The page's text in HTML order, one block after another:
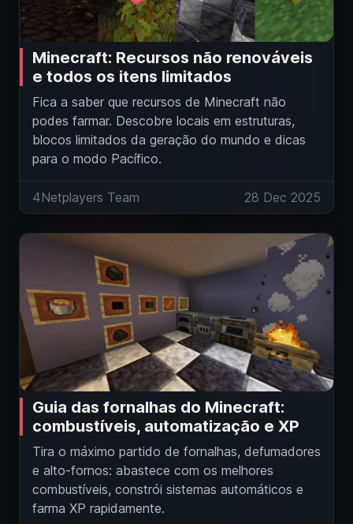
Minecraft: Recursos não renováveis
e todos os itens limitados
Fica a saber que recursos de Minecraft não
podes farmar. Descobre locais em estruturas,
blocos limitados da geração do mundo e dicas
para o modo Pacífico.
4Netplayers Team 28 Dec 2025
Guia das fornalhas do Minecraft:
combustíveis, automatização e XP
Tira o máximo partido de fornalhas, defumadores
e alto-fornos: abastece com os melhores
combustíveis, constrói sistemas automáticos e
farma XP rapidamente.